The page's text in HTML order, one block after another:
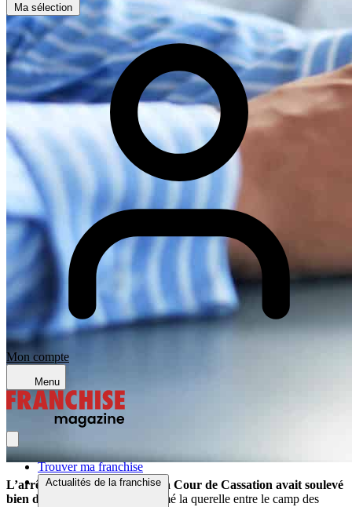
Ma sélection
Mon compte
Menu
Trouver ma franchise
Actualités de la franchise
L’arrêt du 4 octobre 2011 de la Cour de Cassation avait soulevé
bien des polémiques
et enflammé la querelle entre le camp des